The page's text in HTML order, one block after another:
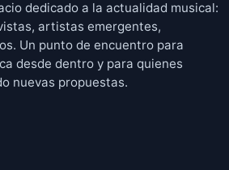
dedicado a la actualidad musical:
artistas emergentes,
Un punto de encuentro para
desde dentro y para quienes
nuevas propuestas.